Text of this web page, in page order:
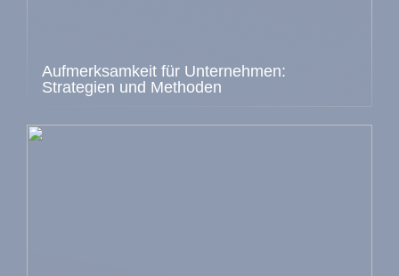
Aufmerksamkeit für Unternehmen:
Strategien und Methoden